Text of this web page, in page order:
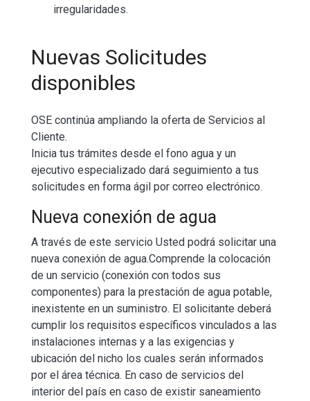
irregularidades.
Nuevas Solicitudes
disponibles
OSE continúa ampliando la oferta de Servicios al
Cliente.
Inicia tus trámites desde el fono agua y un
ejecutivo especializado dará seguimiento a tus
solicitudes en forma ágil por correo electrónico.
Nueva conexión de agua
A través de este servicio Usted podrá solicitar una
nueva conexión de agua.Comprende la colocación
de un servicio (conexión con todos sus
componentes) para la prestación de agua potable,
inexistente en un suministro. El solicitante deberá
cumplir los requisitos específicos vinculados a las
instalaciones internas y a las exigencias y
ubicación del nicho los cuales serán informados
por el área técnica. En caso de servicios del
interior del país en caso de existir saneamiento